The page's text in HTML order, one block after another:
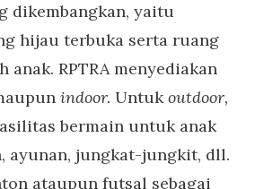
dikembangkan, yaitu
hijau terbuka serta ruang
anak. RPTRA menyediakan
indoor. Untukoutdoor,
bermain untuk anak
ayunan, jungkat-jungkit, dll.
ataupun futsal sebagai